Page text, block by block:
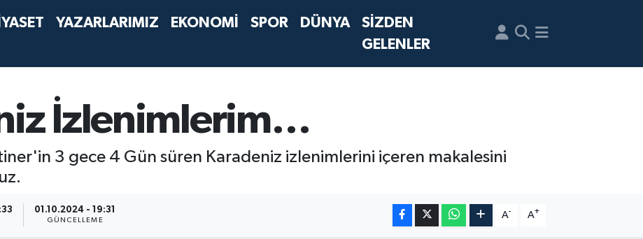
YAZARLARIMIZ EKONOMİ SPOR DÜNYA
SİZDEN
GELENLER
İzlenimlerim…
3 gece 4 Gün süren Karadeniz izlenimlerini içeren makalesini
01.10.2024 - 19:31
GÜNCELLEME
A- A+